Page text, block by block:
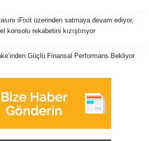
iFixit üzerinden satmaya devam ediyor,
konsolu rekabetini kızıştırıyor
Güçlü Finansal Performans Bekliyor